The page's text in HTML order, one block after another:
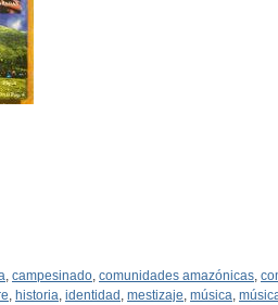
campesinado comunidades amazónicas
historia identidad mestizaje música